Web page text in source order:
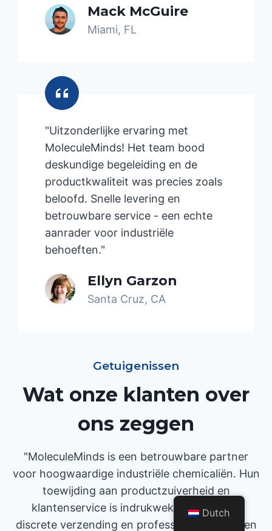
Mack McGuire
Miami, FL
"Uitzonderlijke ervaring met
MoleculeMinds! Het team bood
deskundige begeleiding en de
productkwaliteit was precies zoals
beloofd. Snelle levering en
betrouwbare service - een echte
aanrader voor industriële
behoeften."
Ellyn Garzon
Santa Cruz, CA
Getuigenissen
Wat onze klanten over
ons zeggen
"MoleculeMinds is een betrouwbare partner
voor hoogwaardige industriële chemicaliën. Hun
toewijding aan productzuiverheid en
klantenservice is indrukwekkend. Veilige,
discrete verzending en professionaliteit maken
Dutch